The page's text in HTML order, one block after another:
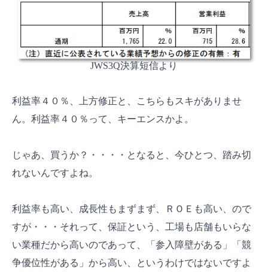
JWS3Q決算短信より
利益率４０％、上方修正と、こちらもスキがありませ
ん。利益率４０％って、キーエンスかよ。
じゃあ、買うか？・・・・となると、今ひとつ、踏み切
れないんですよね。
利益率も高い、成長性もまずまず、ＲＯＥも高い、ので
すが・・・それって、保証という、工場も店舗もいらな
い業種だから高いのであって、「参入障壁がある」「競
争優位性がある」から高い、というわけではないですよ